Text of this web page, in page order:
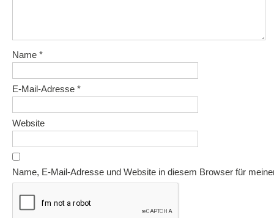
Name *
E-Mail-Adresse *
Website
Name, E-Mail-Adresse und Website in diesem Browser für